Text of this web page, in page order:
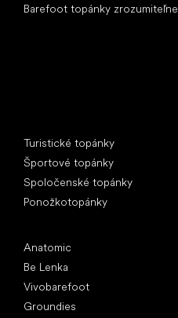
Barefoot topánky zrozumiteľne
Turistické topánky
Športové topánky
Spoločenské topánky
Ponožkotopánky
Anatomic
Be Lenka
Vivobarefoot
Groundies